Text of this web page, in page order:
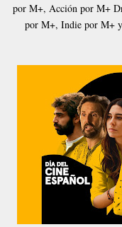
por M+, Acción por M+
por M+, Indie por M+